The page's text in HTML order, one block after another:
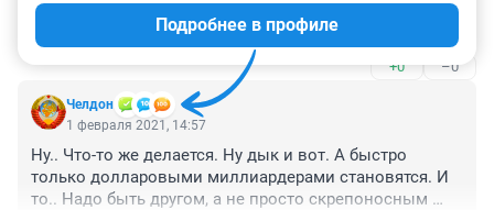
"представителя интернета" xD
+0 –0
Челдон
Подробнее в профиле
1 февраля 2021, 14:57
Ну.. Что-то же делается. Ну дык и вот. А быстро
только долларовыми миллиардерами становятся. И
то.. Надо быть другом, а не просто скрепоносным